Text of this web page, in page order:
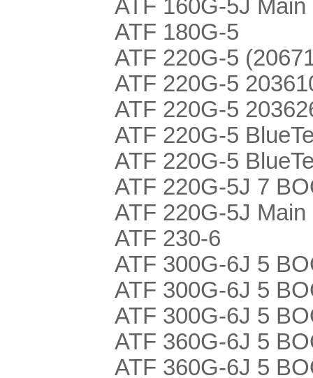
ATF 160G-5J Main
ATF 180G-5
ATF 220G-5
ATF 220G-5
ATF 220G-5
ATF 220G-5
ATF 220G-5
ATF 220G-5J 7
ATF 220G-5J Main
ATF 230-6
ATF 300G-6J 5
ATF 300G-6J 5
ATF 300G-6J 5
ATF 360G-6J 5
ATF 360G-6J 5